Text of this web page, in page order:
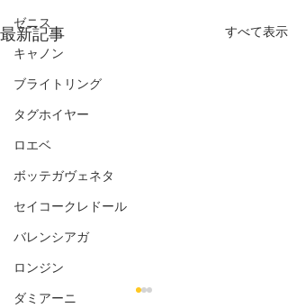
ゼニス
キャノン
ブライトリング
タグホイヤー
ロエベ
ボッテガヴェネタ
セイコークレドール
バレンシアガ
ロンジン
ダミアーニ
最新記事 すべて表示